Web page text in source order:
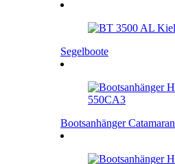
Segelboote
Bootsanhänger Catamaran